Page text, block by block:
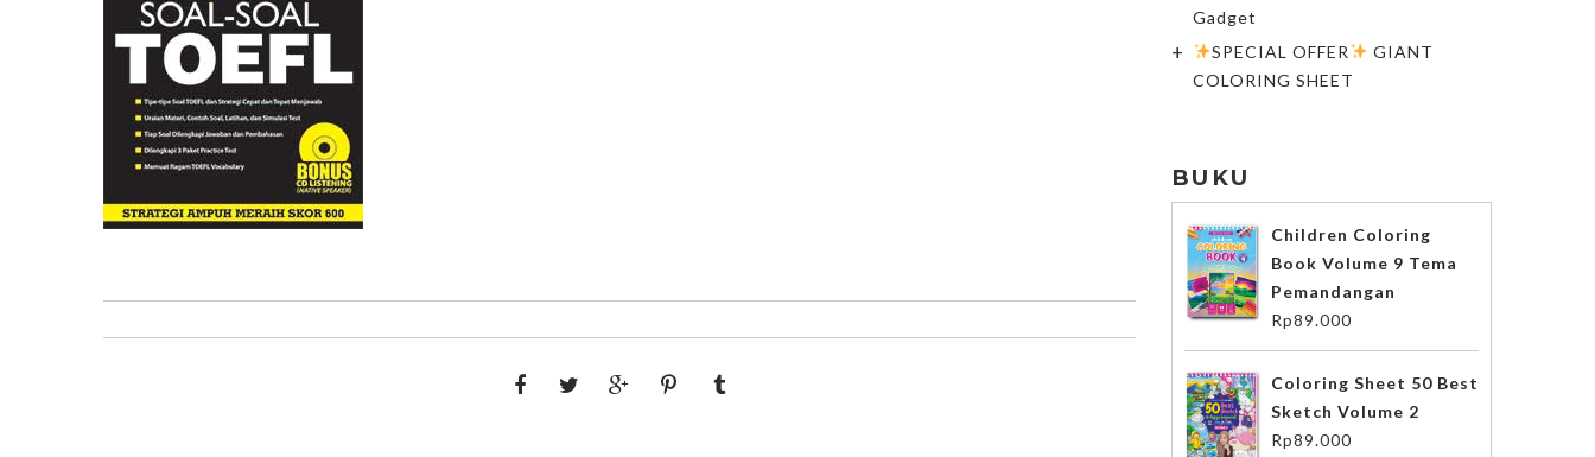
Gadget
SPECIAL OFFER
GIANT
COLORING SHEET
BUKU
Children Coloring
Book Volume 9 Tema
Pemandangan
Rp89.000
Coloring Sheet 50 Best
Sketch Volume 2
Rp89.000